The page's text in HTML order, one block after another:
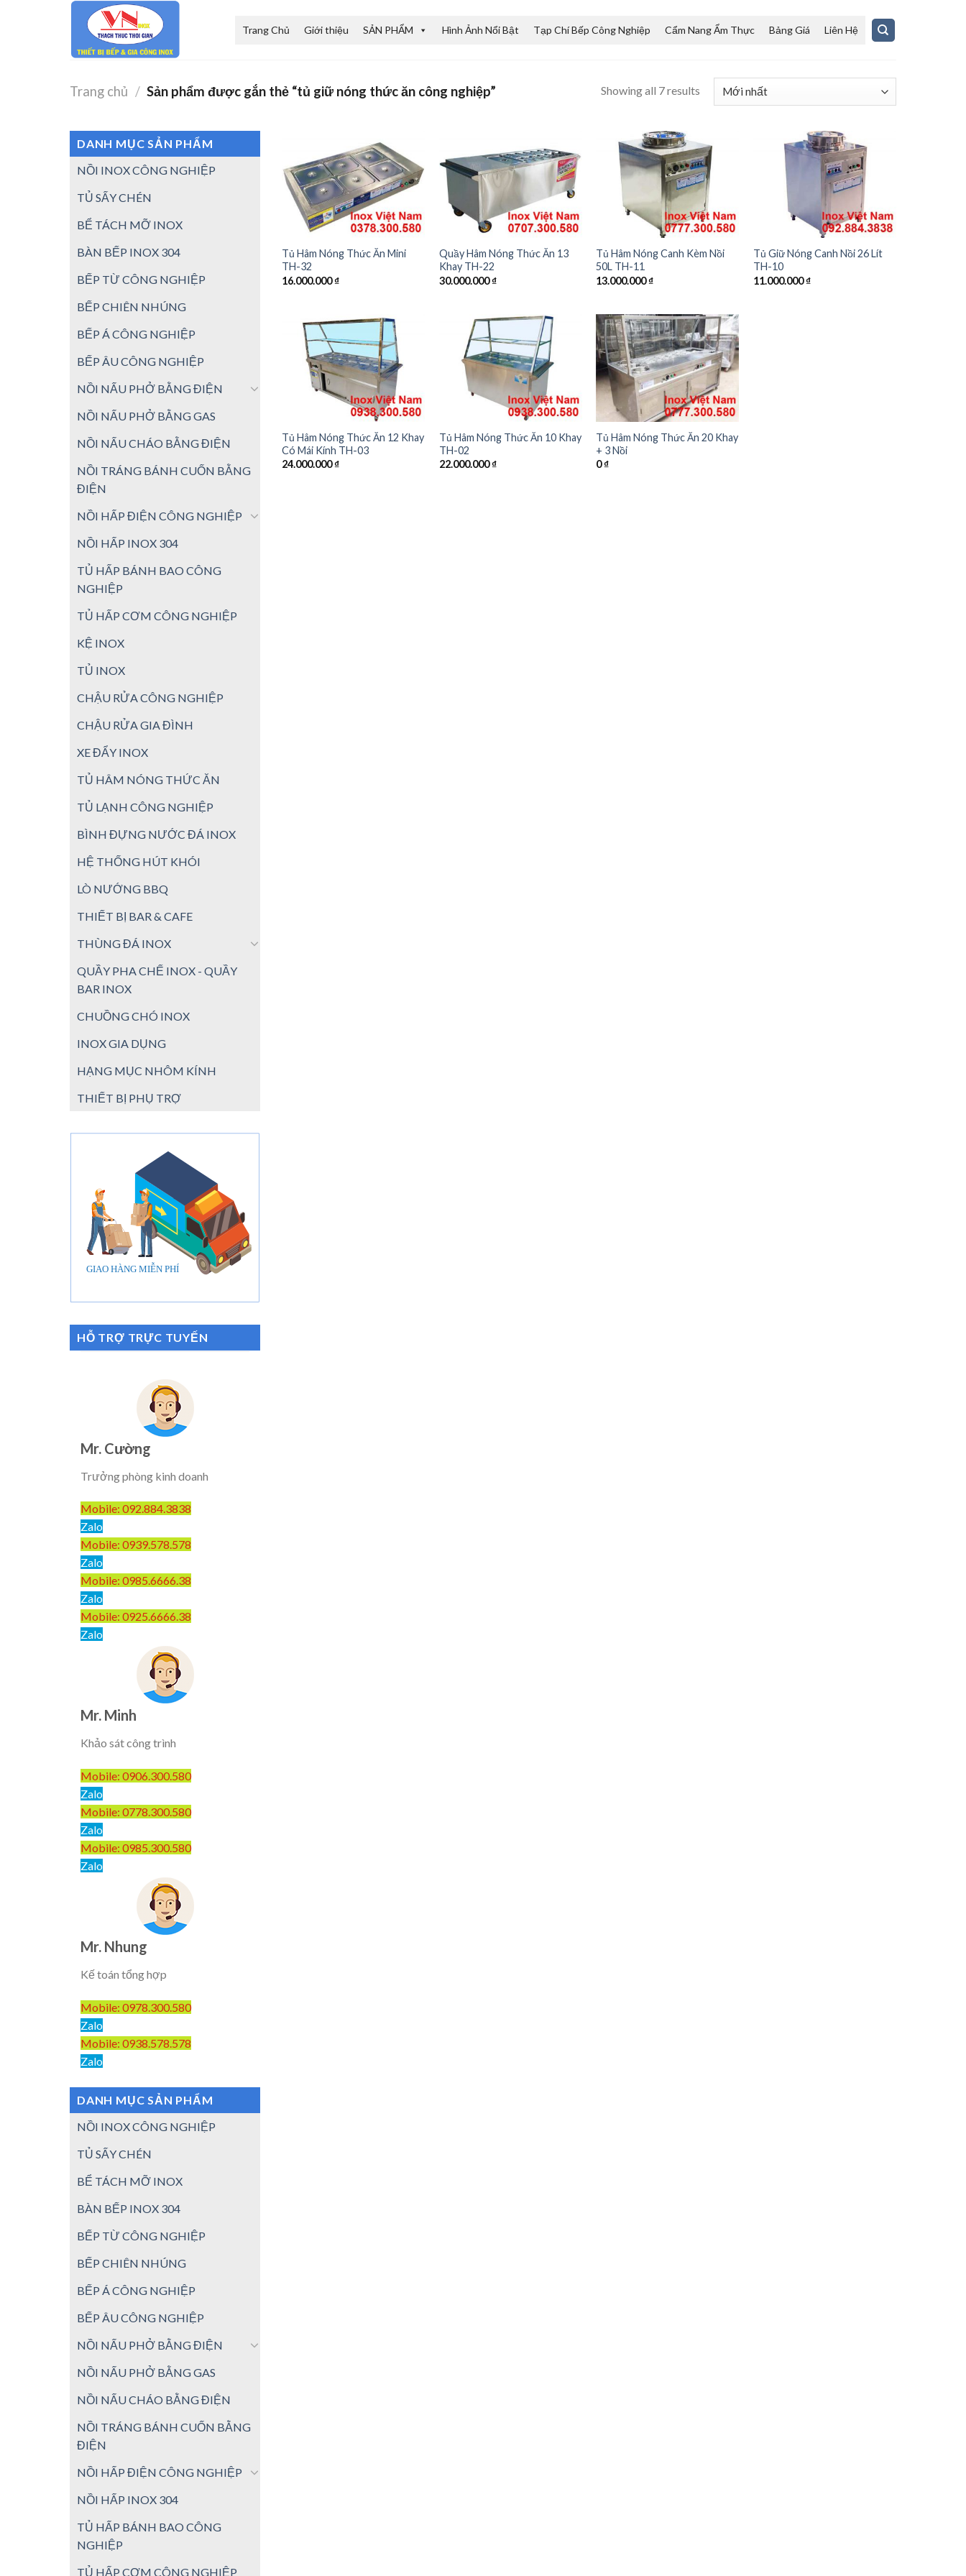
Trang Chủ Giới thiệu SẢN PHẨM Hình Ảnh Nổi Bật Tạp Chí Bếp Công Nghiệp Cẩm Nang Ẩm Thực Bảng Giá Liên Hệ
Trang chủ / Sản phẩm được gắn thẻ “tủ giữ nóng thức ăn công nghiệp” Showing all 7 results
DANH MỤC SẢN PHẨM
NỒI INOX CÔNG NGHIỆP
TỦ SẤY CHÉN
BỂ TÁCH MỠ INOX
BÀN BẾP INOX 304
BẾP TỪ CÔNG NGHIỆP
BẾP CHIÊN NHÚNG
BẾP Á CÔNG NGHIỆP
BẾP ÂU CÔNG NGHIỆP
NỒI NẤU PHỞ BẰNG ĐIỆN
NỒI NẤU PHỞ BẰNG GAS
NỒI NẤU CHÁO BẰNG ĐIỆN
NỒI TRÁNG BÁNH CUỐN BẰNG
ĐIỆN
NỒI HẤP ĐIỆN CÔNG NGHIỆP
NỒI HẤP INOX 304
TỦ HẤP BÁNH BAO CÔNG
NGHIỆP
TỦ HẤP CƠM CÔNG NGHIỆP
KỆ INOX
TỦ INOX
CHẬU RỬA CÔNG NGHIỆP
CHẬU RỬA GIA ĐÌNH
XE ĐẨY INOX
TỦ HÂM NÓNG THỨC ĂN
TỦ LẠNH CÔNG NGHIỆP
BÌNH ĐỰNG NƯỚC ĐÁ INOX
HỆ THỐNG HÚT KHÓI
LÒ NƯỚNG BBQ
THIẾT BỊ BAR & CAFE
THÙNG ĐÁ INOX
QUẦY PHA CHẾ INOX - QUẦY
BAR INOX
CHUỒNG CHÓ INOX
INOX GIA DỤNG
HẠNG MỤC NHÔM KÍNH
THIẾT BỊ PHỤ TRỢ
HỖ TRỢ TRỰC TUYẾN
Mr. Cường
Trưởng phòng kinh doanh
Mobile: 092.884.3838
Zalo
Mobile: 0939.578.578
Zalo
Mobile: 0985.6666.38
Zalo
Mobile: 0925.6666.38
Zalo
Mr. Minh
Khảo sát công trình
Mobile: 0906.300.580
Zalo
Mobile: 0778.300.580
Zalo
Mobile: 0985.300.580
Zalo
Mr. Nhung
Kế toán tổng hợp
Mobile: 0978.300.580
Zalo
Mobile: 0938.578.578
Zalo
DANH MỤC SẢN PHẨM
NỒI INOX CÔNG NGHIỆP
TỦ SẤY CHÉN
BỂ TÁCH MỠ INOX
BÀN BẾP INOX 304
BẾP TỪ CÔNG NGHIỆP
BẾP CHIÊN NHÚNG
BẾP Á CÔNG NGHIỆP
BẾP ÂU CÔNG NGHIỆP
NỒI NẤU PHỞ BẰNG ĐIỆN
NỒI NẤU PHỞ BẰNG GAS
NỒI NẤU CHÁO BẰNG ĐIỆN
NỒI TRÁNG BÁNH CUỐN BẰNG
ĐIỆN
NỒI HẤP ĐIỆN CÔNG NGHIỆP
NỒI HẤP INOX 304
TỦ HẤP BÁNH BAO CÔNG
NGHIỆP
TỦ HẤP CƠM CÔNG NGHIỆP
Tủ Hâm Nóng Thức Ăn Mini
TH-32
16.000.000₫
Quầy Hâm Nóng Thức Ăn 13
Khay TH-22
30.000.000₫
Tủ Hâm Nóng Canh Kèm Nồi
50L TH-11
13.000.000₫
Tủ Giữ Nóng Canh Nồi 26 Lít
TH-10
11.000.000₫
Tủ Hâm Nóng Thức Ăn 12 Khay
Có Mái Kính TH-03
24.000.000₫
Tủ Hâm Nóng Thức Ăn 10 Khay
TH-02
22.000.000₫
Tủ Hâm Nóng Thức Ăn 20 Khay
+ 3 Nồi
0₫